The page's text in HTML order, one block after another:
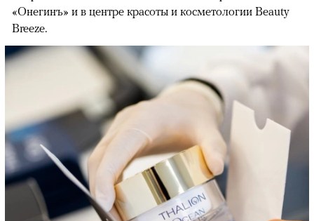
«Онегинъ» и в центре красоты и косметологии Beauty
Breeze.